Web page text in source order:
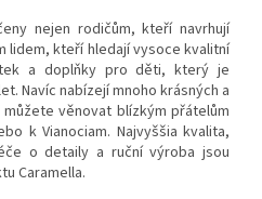
nejen rodičům, kteří navrhují
lidem, kteří hledají vysoce kvalitní
a doplňky pro děti, který je
Navíc nabízejí mnoho krásných a
věnovat blízkým přátelům
k Vianociam. Najvyššia kvalita,
o detaily a ruční výroba jsou
Caramella.